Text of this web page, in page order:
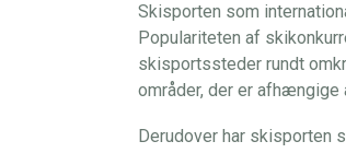
Skisporten som
Populariteten af
skisportssteder rundt
områder, der er
Derudover har skisporten